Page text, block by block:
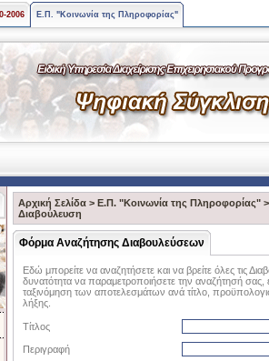
2006 Ε.Π. "Κοινωνία της Πληροφορίας"
Αρχική Σελίδα > Ε.Π. "Κοινωνία της Πληροφορίας"
Διαβούλευση
Φόρμα Αναζήτησης Διαβουλεύσεων
Εδώ μπορείτε να αναζητήσετε και να βρείτε όλες τις
δυνατότητα να παραμετροποιήσετε την αναζήτησή σας,
ταξινόμηση των αποτελεσμάτων ανά τίτλο,
λήξης.
Τίτλος
Περιγραφή